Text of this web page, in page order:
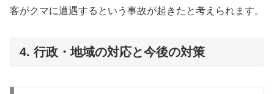
客がクマに遭遇するという事故が起きたと考えられます。
4. 行政・地域の対応と今後の対策